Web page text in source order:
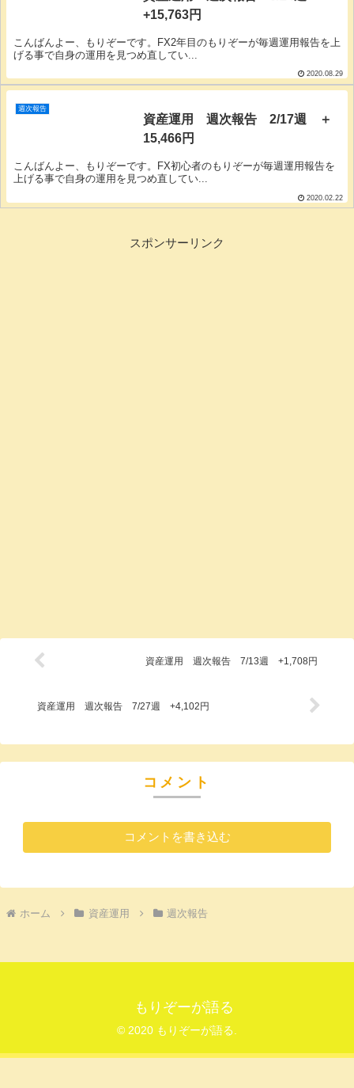
+15,763円
こんばんよー、もりぞーです。FX2年目のもりぞーが毎週運用報告を上
げる事で自身の運用を見つめ直してい...
2020.08.29
週次報告
資産運用 週次報告 2/17週 ＋
15,466円
こんばんよー、もりぞーです。FX初心者のもりぞーが毎週運用報告を
上げる事で自身の運用を見つめ直してい...
2020.02.22
スポンサーリンク
資産運用 週次報告 7/13週 +1,708円
資産運用 週次報告 7/27週 +4,102円
コメント
コメントを書き込む
ホーム 資産運用 週次報告
もりぞーが語る
© 2020 もりぞーが語る.